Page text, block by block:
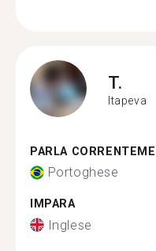
T.
Itapeva
PARLA
Portoghese
IMPARA
Inglese